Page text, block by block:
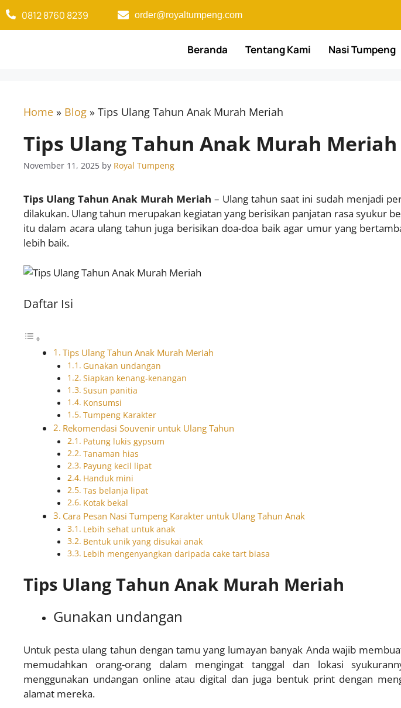
0812 8760 8239​ order@royaltumpeng.com​
Beranda Tentang Kami Nasi Tumpeng
Home » Blog » Tips Ulang Tahun Anak Murah Meriah
Tips Ulang Tahun Anak Murah Meriah
November 11, 2025 by Royal Tumpeng
Tips Ulang Tahun Anak Murah Meriah – Ulang tahun saat ini sudah menjadi
dilakukan. Ulang tahun merupakan kegiatan yang berisikan panjatan rasa syukur
itu dalam acara ulang tahun juga berisikan doa-doa baik agar umur yang
lebih baik.
Daftar Isi
Tips Ulang Tahun Anak Murah Meriah
Gunakan undangan
Siapkan kenang-kenangan
Susun panitia
Konsumsi
Tumpeng Karakter
Rekomendasi Souvenir untuk Ulang Tahun
Patung lukis gypsum
Tanaman hias
Payung kecil lipat
Handuk mini
Tas belanja lipat
Kotak bekal
Cara Pesan Nasi Tumpeng Karakter untuk Ulang Tahun Anak
Lebih sehat untuk anak
Bentuk unik yang disukai anak
Lebih mengenyangkan daripada cake tart biasa
Tips Ulang Tahun Anak Murah Meriah
Gunakan undangan
Untuk pesta ulang tahun dengan tamu yang lumayan banyak Anda wajib
memudahkan orang-orang dalam mengingat tanggal dan lokasi
menggunakan undangan online atau digital dan juga bentuk print dengan
alamat mereka.